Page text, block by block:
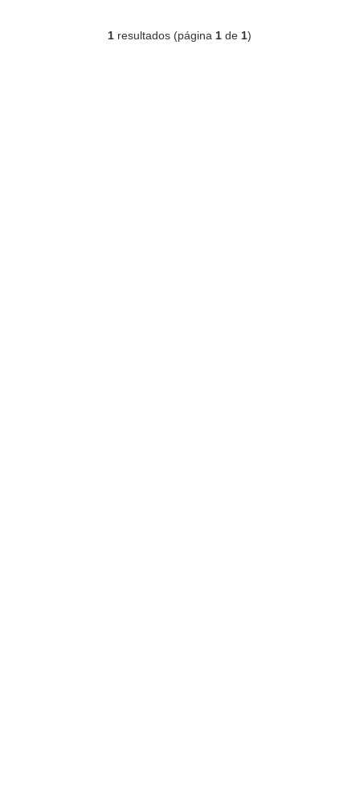
1 resultados (página 1 de 1)